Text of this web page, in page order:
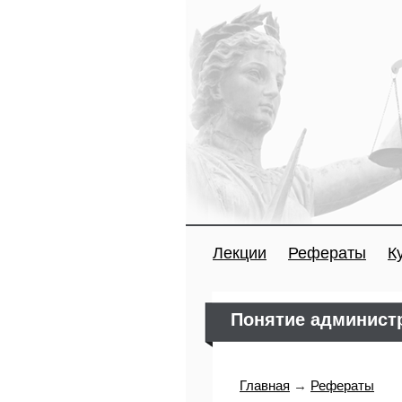
Лекции Рефераты
Понятие
Главная → Рефераты